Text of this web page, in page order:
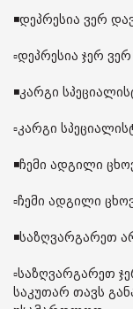
◾️დეპრესია ვერ
▫️დეპრესია ჯერ
◾️კარგი
▫️კარგი
◾️ჩემი ადგილი
▫️ჩემი ადგილი
◾️საზღვარგარეთ
▫️საზღვარგარეთ
საკუთარ თავს